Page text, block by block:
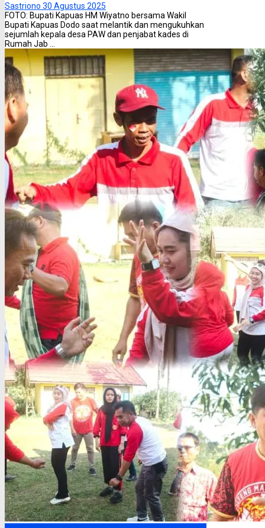
Sastriono 30 Agustus 2025
FOTO: Bupati Kapuas HM Wiyatno bersama Wakil
Bupati Kapuas Dodo saat melantik dan mengukuhkan
sejumlah kepala desa PAW dan penjabat kades di
Rumah Jab ...